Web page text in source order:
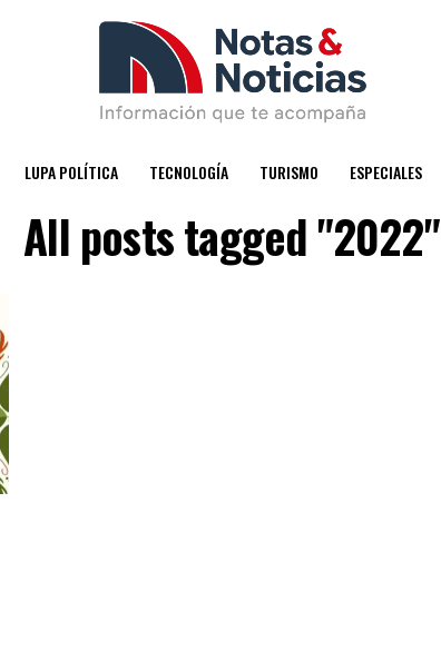
LUPA POLÍTICA TECNOLOGÍA TURISMO ESPECIALES
All posts tagged "2022"